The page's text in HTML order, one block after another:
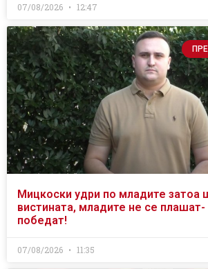
07/08/2026 12:47
Мицкоски удри по младите затоа
вистината, младите не се
победат!
07/08/2026 11:35